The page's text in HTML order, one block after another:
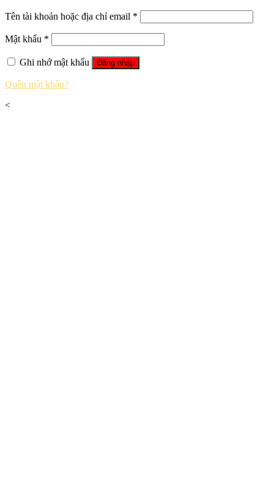
Tên tài khoản hoặc địa chỉ email *
Mật khẩu *
Ghi nhớ mật khẩu Đăng nhập
Quên mật khẩu?
<